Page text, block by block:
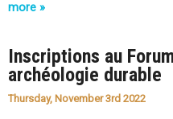
more »
Inscriptions au
archéologie durable
Thursday, November 3rd 2022